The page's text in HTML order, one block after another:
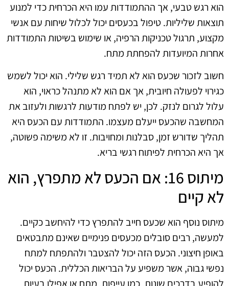
הוא רגש טבעי, אך ההתמודדות עמו היא הכרחית כדי למנוע
תוצאות שליליות. טיפול בכעסים יכול לכלול שיחות עם אנשי
מקצוע, תרגול טכניקות הרפיה, או שימוש בשיטות התמודדות
אחרות המיועדות להפחתת מתח.
חשוב לזכור שכעס הוא לא תמיד רגש שלילי. הוא יכול לשמש
כגירוי לפעולה חיובית, אך אם הוא לא מתנהל כראוי, הוא
עלול לגרום לנזק. לכן, יש לפתח מודעות לרגשות ולעזוב את
המחשבה שהכעס ייעלם מעצמו. התמודדות עם הכעס היא
תהליך שדורש זמן, סבלנות ומחויבות. זו לא משימה פשוטה,
אך היא הכרחית לפיתוח רגשי בריא.
מיתוס 16: אם הכעס לא מתפרץ, הוא
לא קיים
מיתוס נוסף הוא שכעס חייב להתפרץ כדי להיחשב כקיים.
למעשה, רבים סובלים מכעסים פנימיים שאינם מתבטאים
באופן חיצוני. הכעס הזה יכול להצטבר ולהתפתח למתח
נפשי גבוה, אשר משפיע על הבריאות הכללית. הכעס יכול